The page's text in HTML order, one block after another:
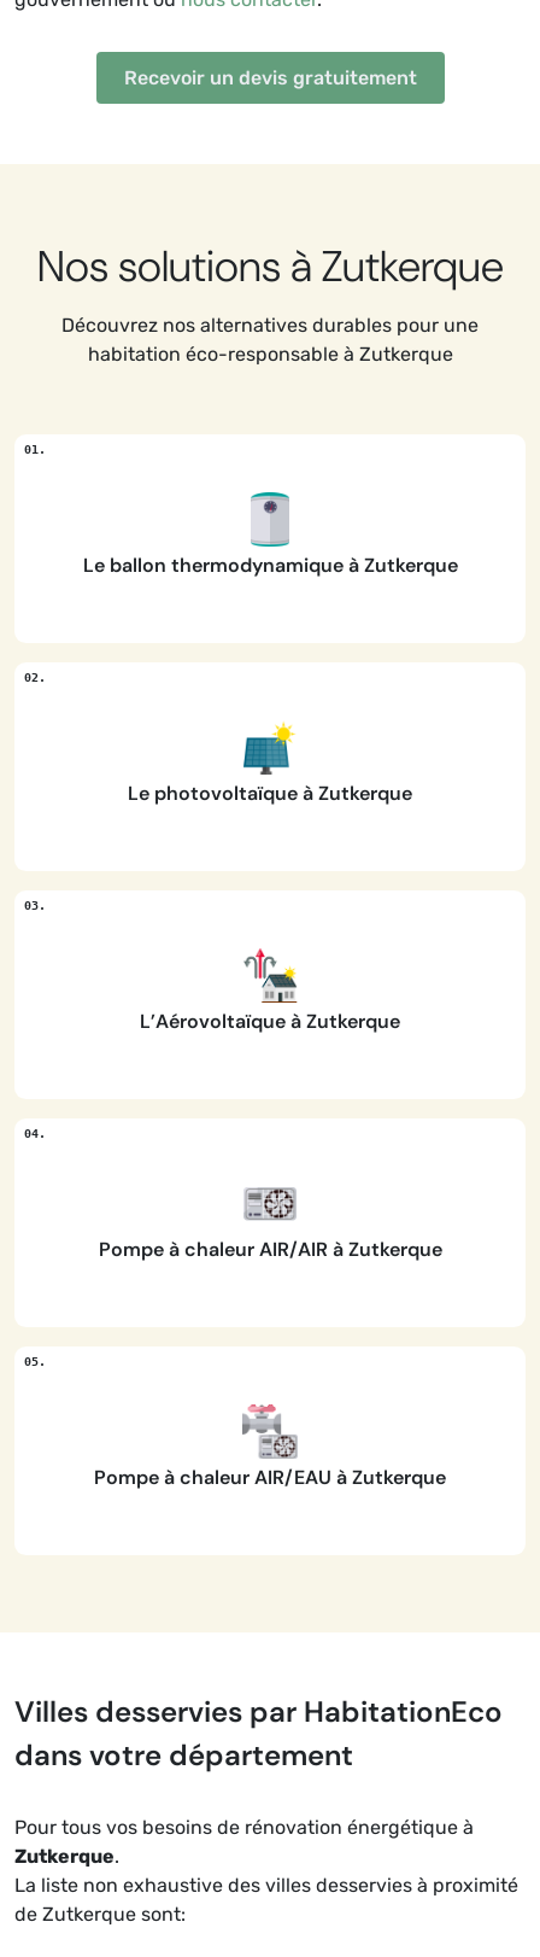
Recevoir un devis gratuitement
Nos solutions à Zutkerque
Découvrez nos alternatives durables pour une
habitation éco-responsable à Zutkerque
Le ballon thermodynamique à Zutkerque
Le photovoltaïque à Zutkerque
L’Aérovoltaïque à Zutkerque
Pompe à chaleur AIR/AIR à Zutkerque
Pompe à chaleur AIR/EAU à Zutkerque
Villes desservies par HabitationEco
dans votre département
Pour tous vos besoins de rénovation énergétique à
Zutkerque.
La liste non exhaustive des villes desservies à proximité
de Zutkerque sont: